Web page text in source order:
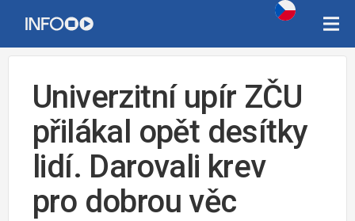
Univerzitní upír ZČU
přilákal opět desítky
lidí. Darovali krev
pro dobrou věc